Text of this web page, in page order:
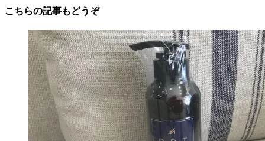
こちらの記事もどうぞ